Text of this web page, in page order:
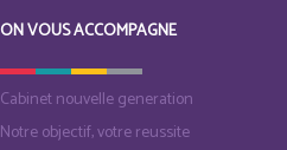
ON VOUS ACCOMPAGNE
Cabinet nouvelle generation
Notre objectif, votre reussite